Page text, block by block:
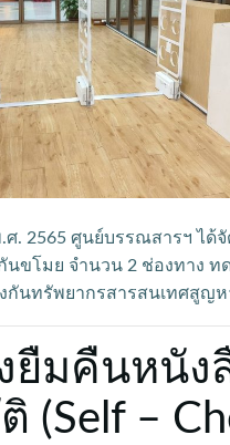
. 2565 ศูนย์บรรณสารฯ ได้
ขโมย จำนวน 2 ช่องทาง ท
กันทรัพยากรสารสนเทศสูญห
ยืมคืนหนัง
(Self –